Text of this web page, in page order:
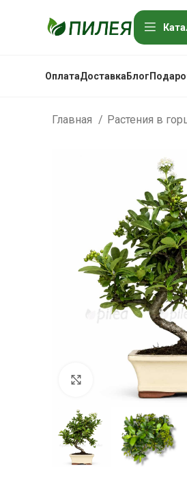
ОплатаДоставка Блог
Главная Растения в
Нажмите, чтобы